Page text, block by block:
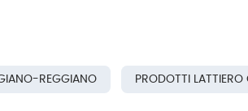
REGGIANO PRODOTTI LATTIERO